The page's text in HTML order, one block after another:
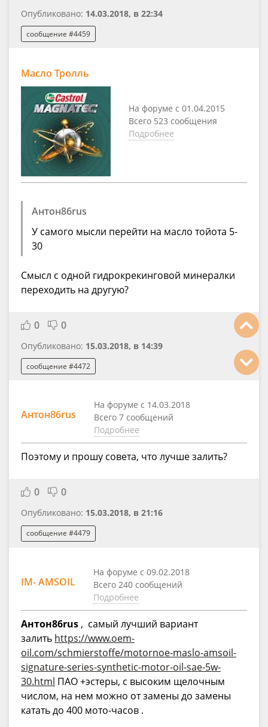
Опубликовано: 14.03.2018, в 22:34
сообщение #4459
Масло Тролль
На форуме с 01.04.2015
Всего 523 сообщения
Подробнее
Антон86rus
У самого мысли перейти на масло тойота 5-
30
Смысл с одной гидрокрекинговой минералки
переходить на другую?
0 0
Опубликовано: 15.03.2018, в 14:39
сообщение #4472
Антон86rus
На форуме с 14.03.2018
Всего 7 сообщений
Подробнее
Поэтому и прошу совета, что лучше залить?
0 0
Опубликовано: 15.03.2018, в 21:16
сообщение #4479
IM- AMSOIL
На форуме с 09.02.2018
Всего 240 сообщений
Подробнее
Антон86rus , самый лучший вариант
залить https://www.oem-
oil.com/schmierstoffe/motornoe-maslo-amsoil-
signature-series-synthetic-motor-oil-sae-5w-
30.html ПАО +эстеры, с высоким щелочным
числом, на нем можно от замены до замены
катать до 400 мото-часов .